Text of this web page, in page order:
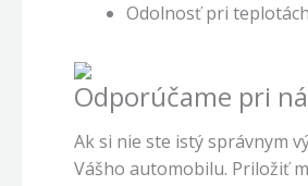
Odolnosť pri teplotách
Odporúčame pri
Ak si nie ste istý správnym
Vášho automobilu. Priložiť